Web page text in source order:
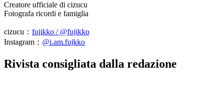
Creatore ufficiale di cizucu
Fotografa ricordi e famiglia
cizucu： fujikko / @fujikko
Instagram： @i.am.fujkko
Rivista consigliata dalla redazione